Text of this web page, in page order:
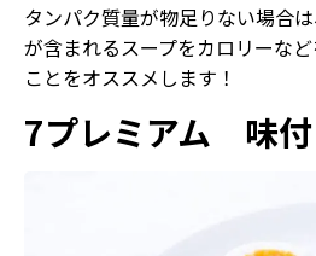
タンパク質量が物足りない場合
が含まれるスープをカロリーな
ことをオススメします！
7プレミアム 味付